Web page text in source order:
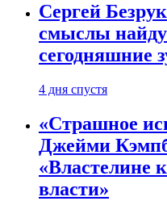
Сергей
смыслы
сегодняшние
4 дня спустя
«Страшное
Джейми
«Властелине
власти»